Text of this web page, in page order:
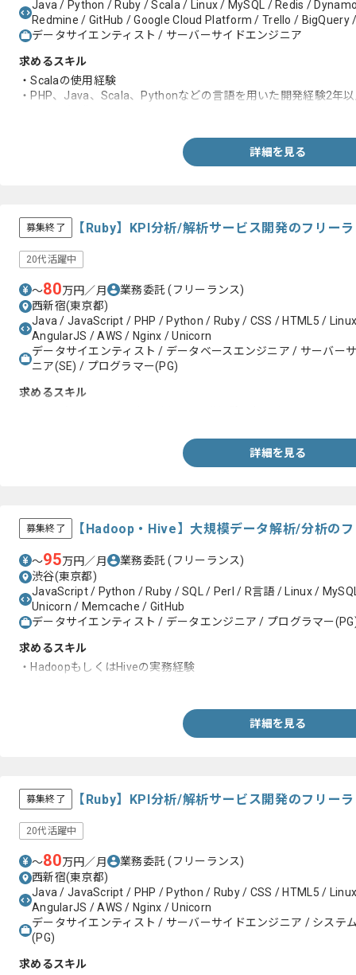
Java / Python / Ruby / Scala / Linux / MySQL / Redis /
Redmine / GitHub / Google Cloud Platform / Trello / BigQuery
データサイエンティスト / サーバーサイドエンジニア
求めるスキル
・Scalaの使用経験
・PHP、Java、Scala、Pythonなどの言語を用いた開発経験2年
詳細を見る
募集終了 【Ruby】KPI分析/解析サービス開発のフリー
20代活躍中
〜80万円／月 業務委託(フリーランス)
西新宿(東京都)
Java / JavaScript / PHP / Python / Ruby / CSS / HTML5 /
AngularJS / AWS / Nginx / Unicorn
データサイエンティスト / データベースエンジニア / サーバー
ニア(SE) / プログラマー(PG)
求めるスキル
詳細を見る
募集終了 【Hadoop・Hive】大規模データ解析/分析の
〜95万円／月 業務委託(フリーランス)
渋谷(東京都)
JavaScript / Python / Ruby / SQL / Perl / R言語 / Linux /
Unicorn / Memcache / GitHub
データサイエンティスト / データエンジニア / プログラマー
求めるスキル
・HadoopもしくはHiveの実務経験
詳細を見る
募集終了 【Ruby】KPI分析/解析サービス開発のフリー
20代活躍中
〜80万円／月 業務委託(フリーランス)
西新宿(東京都)
Java / JavaScript / PHP / Python / Ruby / CSS / HTML5 /
AngularJS / AWS / Nginx / Unicorn
データサイエンティスト / サーバーサイドエンジニア / システ
(PG)
求めるスキル